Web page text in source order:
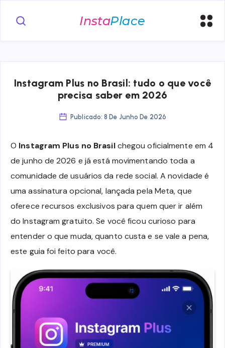
Instagram Plus no Brasil: tudo o que você
precisa saber em 2026
Publicado: 8 De Junho De 2026
O Instagram Plus no Brasilchegou oficialmente em 4
de junho de 2026 e já está movimentando toda a
comunidade de usuários da rede social. A novidade é
uma assinatura opcional, lançada pela Meta, que
oferece recursos exclusivos para quem quer ir além
do Instagram gratuito. Se você ficou curioso para
entender o que muda, quanto custa e se vale a pena,
este guia foi feito para você.